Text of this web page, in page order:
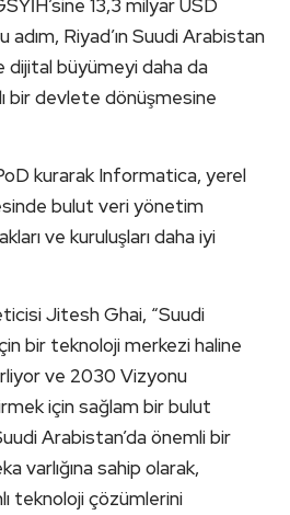
13,3 milyar USD
Riyad’ın Suudi Arabistan
dijital büyümeyi daha da
bir devlete dönüşmesine
kurarak Informatica, yerel
bulut veri yönetim
ve kuruluşları daha iyi
Jitesh Ghai, “Suudi
bir teknoloji merkezi haline
ve 2030 Vizyonu
için sağlam bir bulut
Arabistan’da önemli bir
varlığına sahip olarak,
teknoloji çözümlerini